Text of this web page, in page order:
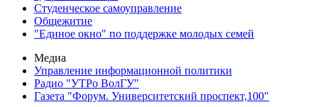
Студенческое самоуправление
Общежитие
"Единое окно" по поддержке молодых семей
Медиа
Управление информационной политики
Радио "УТРо ВолГУ"
Газета "Форум. Университетский проспект,100"